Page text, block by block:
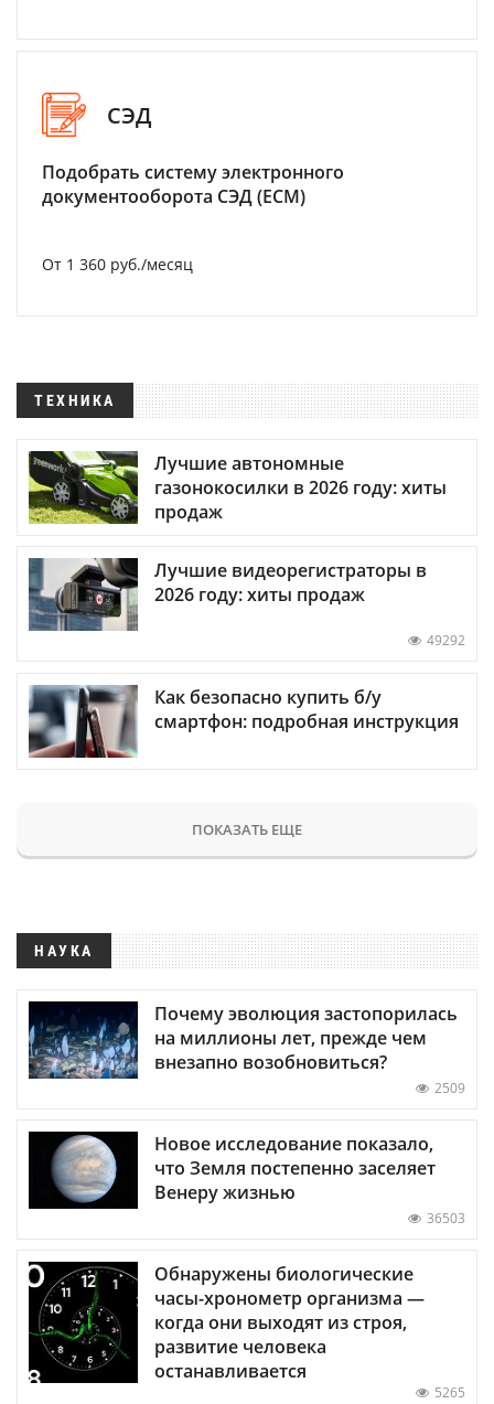
СЭД
Подобрать систему электронного
документооборота СЭД (ECM)
От 1 360 руб./месяц
ТЕХНИКА
Лучшие автономные
газонокосилки в 2026 году: хиты
продаж
Лучшие видеорегистраторы в
2026 году: хиты продаж
49292
Как безопасно купить б/у
смартфон: подробная инструкция
ПОКАЗАТЬ ЕЩЕ
НАУКА
Почему эволюция застопорилась
на миллионы лет, прежде чем
внезапно возобновиться?
2509
Новое исследование показало,
что Земля постепенно заселяет
Венеру жизнью
36503
Обнаружены биологические
часы-хронометр организма —
когда они выходят из строя,
развитие человека
останавливается
5265